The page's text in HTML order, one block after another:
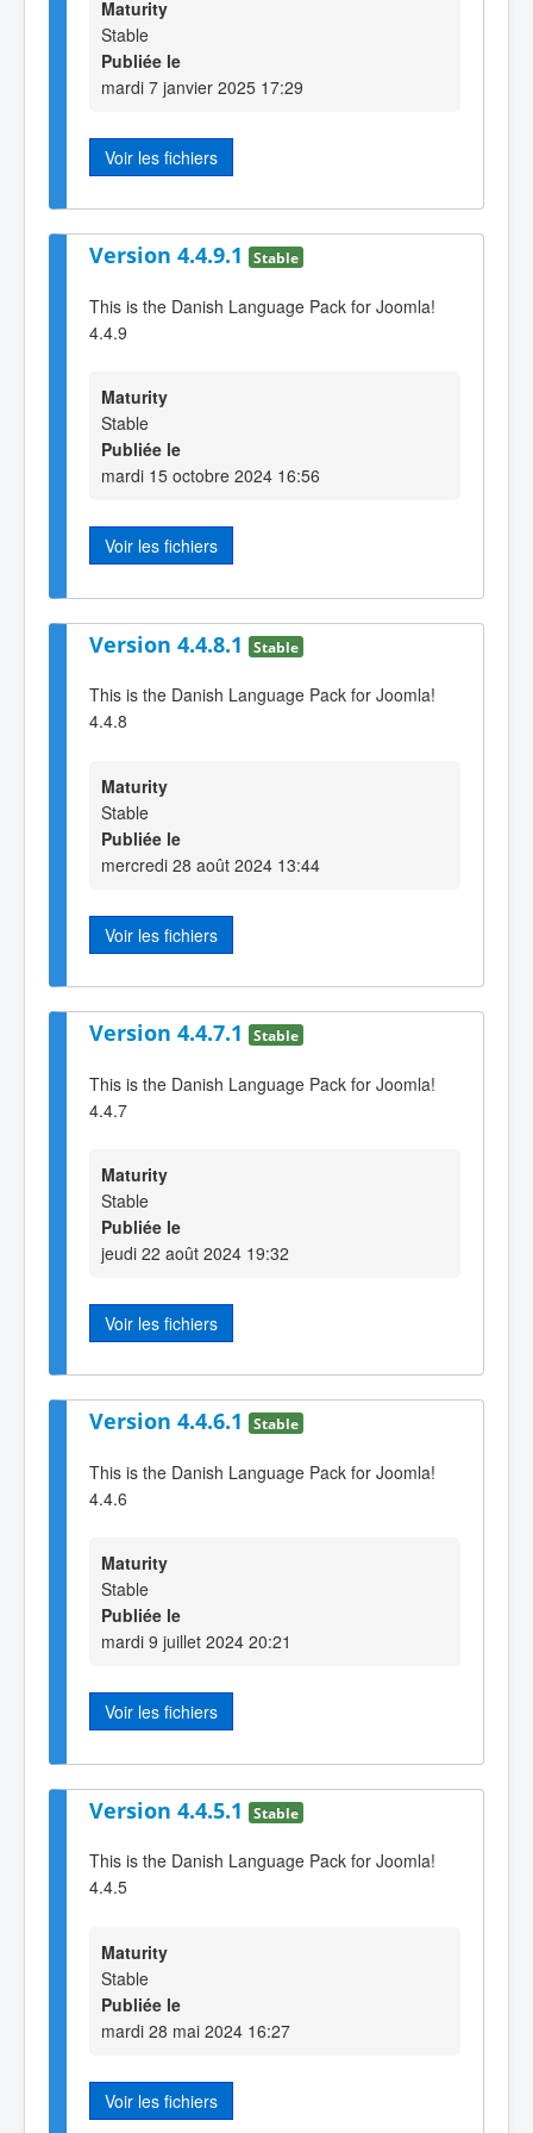
Maturity
Stable
Publiée le
mardi 7 janvier 2025 17:29
Voir les fichiers
Version 4.4.9.1 Stable
This is the Danish Language Pack for Joomla!
4.4.9
Maturity
Stable
Publiée le
mardi 15 octobre 2024 16:56
Voir les fichiers
Version 4.4.8.1 Stable
This is the Danish Language Pack for Joomla!
4.4.8
Maturity
Stable
Publiée le
mercredi 28 août 2024 13:44
Voir les fichiers
Version 4.4.7.1 Stable
This is the Danish Language Pack for Joomla!
4.4.7
Maturity
Stable
Publiée le
jeudi 22 août 2024 19:32
Voir les fichiers
Version 4.4.6.1 Stable
This is the Danish Language Pack for Joomla!
4.4.6
Maturity
Stable
Publiée le
mardi 9 juillet 2024 20:21
Voir les fichiers
Version 4.4.5.1 Stable
This is the Danish Language Pack for Joomla!
4.4.5
Maturity
Stable
Publiée le
mardi 28 mai 2024 16:27
Voir les fichiers